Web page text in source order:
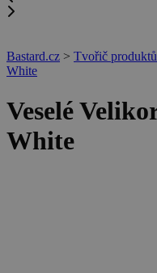
Bastard.cz > Tvořič
White
Veselé
White